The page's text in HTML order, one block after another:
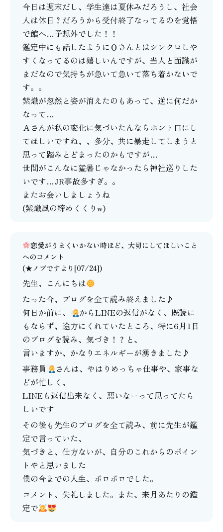
今日は週末だし、学生達は夏休みだろうし、社会
人は休日？だろうから受付終了なってるのを覚悟
で館へ…予想外でした！！
鑑定中にも話したようにＯさんとはシンクロしや
すくなってるのは嬉しいんですが、当人と面識が
まだなので気持ちが急いて急いて落ち着かないで
す。。
紫熾が忽然と姿が消えたのもあって、逆に何だか
なって…
Ａさんが私の変化に気づいたんならホント口にし
てほしいですね、、多分、共に暴走してしまうと
思って踏みとどまったのかもですが…
世間がこんなに猛暑じゃなかったら神社巡りした
いです…JR事故多すぎ。。
またお会いしましょうね
(紫熾風の締めくくりw)
恋愛がうまくいかない時ほど、大切にしてほしいこと
へのコメント
(★ノブですより[07/24])
先生、こんにちは
たった今、ブログを全て読み終えました♪
何日か前に、
からLINEの返信がなく、既読に
もならず、途方にくれていたところ、特に6月1日
のブログを読み、気づき！？と、
言いますか、かなりエネルギーが湧きました♪
事務員
さんは、やはりめっちゃ仕事や、家事な
どが忙しく、
LINEも返信出来なく、悪いなーって思ってたら
しいです
その後も先生のブログを全て読み、前に先生が鑑
定で言っていた、
気づきと、仕方ないが、自分のこれからのポイン
トやと思いました
僕の今までの人生、ボロボロでした。
コメント、失礼しました。また、来月あたりの鑑
定で